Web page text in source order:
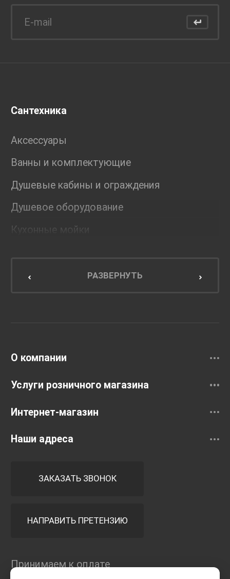
Сантехника
Аксессуары
Ванны и комплектующие
Душевые кабины и ограждения
Душевое оборудование
Кухонные мойки
Мебель для кухниРАЗВЕРНУТЬ
О компании
Услуги розничного магазина
Интернет-магазин
Наши адреса
ЗАКАЗАТЬ ЗВОНОК
НАПРАВИТЬ ПРЕТЕНЗИЮ
Принимаем к оплате